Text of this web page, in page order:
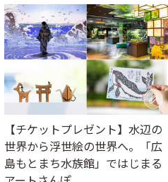
【チケットプレゼント】水辺の
世界から浮世絵の世界へ。「広
島もとまち水族館」ではじまる